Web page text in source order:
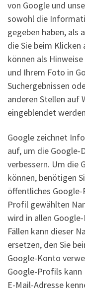
von Google und
sowohl die
gegeben haben, als
die Sie beim Klicken
können als
und Ihrem Foto in
Suchergebnissen
anderen Stellen auf
eingeblendet
Google zeichnet
auf, um die Google-
verbessern. Um die
können, benötigen
öffentliches
Profil gewählten
wird in allen
Fällen kann dieser
ersetzen, den Sie
Google-Konto
Google-Profils
E-Mail-Adresse